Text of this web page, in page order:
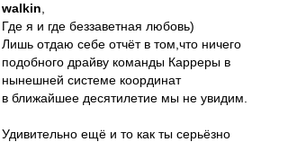
walkin
Где я и где беззаветная любовь)
Лишь отдаю себе отчёт в том,что ничего
подобного драйву команды Карреры в
нынешней системе координат
в ближайшее десятилетие мы не увидим.
Удивительно ещё и то как ты серьёзно